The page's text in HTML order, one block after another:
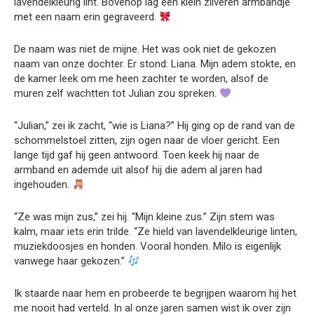
met een naam erin gegraveerd.
De naam was niet de mijne. Het was ook niet de gekozen
naam van onze dochter. Er stond: Liana. Mijn adem stokte, en
de kamer leek om me heen zachter te worden, alsof de
muren zelf wachtten tot Julian zou spreken.
“Julian,” zei ik zacht, “wie is Liana?” Hij ging op de rand van de
schommelstoel zitten, zijn ogen naar de vloer gericht. Een
lange tijd gaf hij geen antwoord. Toen keek hij naar de
armband en ademde uit alsof hij die adem al jaren had
ingehouden.
“Ze was mijn zus,” zei hij. “Mijn kleine zus.” Zijn stem was
kalm, maar iets erin trilde. “Ze hield van lavendelkleurige linten,
muziekdoosjes en honden. Vooral honden. Milo is eigenlijk
vanwege haar gekozen.”
Ik staarde naar hem en probeerde te begrijpen waarom hij het
me nooit had verteld. In al onze jaren samen wist ik over zijn